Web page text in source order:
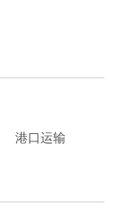
港口运输